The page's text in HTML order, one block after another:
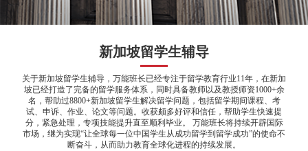
新加坡留学生辅导
关于新加坡留学生辅导，万能班长已经专注于留学教育行业11年，在新加
坡已经打造了完备的留学服务体系，同时具备教师以及教授师资1000+余
名，帮助过8800+新加坡留学生解决留学问题，包括留学期间课程、考
试、申诉、作业、论文等问题。收获颇多好评和信任，帮助学生快速提
分，紧急处理，专项技能提升直至顺利毕业。 万能班长将持续开辟国际
市场，继为实现“让全球每一位中国学生从成功留学到留学成功”的使命不
断奋斗，从而助力教育全球化进程的持续发展。